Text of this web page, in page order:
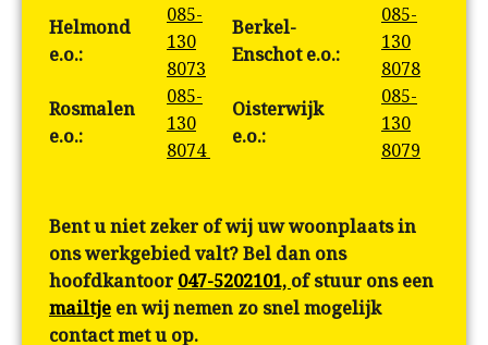
Helmond
e.o.:
085-
130
8073
Berkel-
Enschot e.o.:
085-
130
8078
Rosmalen
e.o.:
085-
130
8074
Oisterwijk
e.o.:
085-
130
8079
Bent u niet zeker of wij uw woonplaats in
ons werkgebied valt? Bel dan ons
hoofdkantoor 047-5202101, of stuur ons een
mailtje en wij nemen zo snel mogelijk
contact met u op.